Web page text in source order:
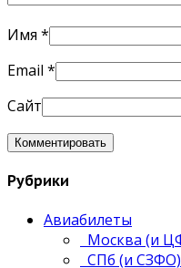
Имя *
Email *
Сайт
Рубрики
Авиабилеты
Москва (и
СПб (и СЗФО)